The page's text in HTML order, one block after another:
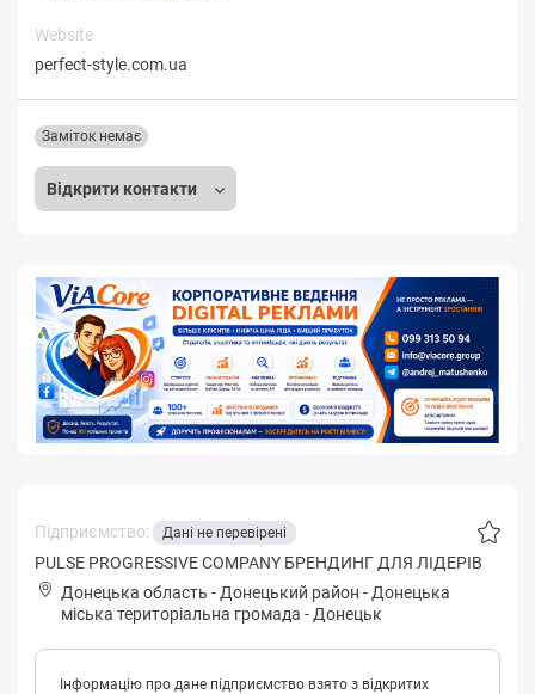
Website
perfect-style.com.ua
Відкрити контакти
Заміток немає
Підприємство: Дані не перевірені
PULSE PROGRESSIVE COMPANY БРЕНДИНГ ДЛЯ ЛІДЕРІВ
Донецька область - Донецький район - Дoнeцькa
міська територіальна громада - Донецьк
Інформацію про дане підприємство взято з відкритих